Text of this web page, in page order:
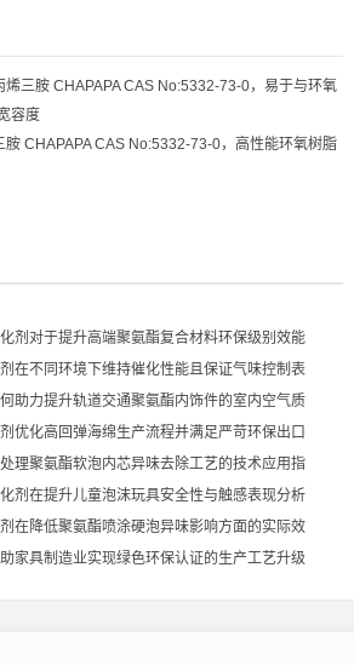
烯三胺 CHAPAPA CAS No:5332-73-0，易于与环氧
容度
胺 CHAPAPA CAS No:5332-73-0，高性能环氧树脂
剂对于提升高端聚氨酯复合材料环保级别效能
在不同环境下维持催化性能且保证气味控制表
助力提升轨道交通聚氨酯内饰件的室内空气质
优化高回弹海绵生产流程并满足严苛环保出口
理聚氨酯软泡内芯异味去除工艺的技术应用指
剂在提升儿童泡沫玩具安全性与触感表现分析
在降低聚氨酯喷涂硬泡异味影响方面的实际效
家具制造业实现绿色环保认证的生产工艺升级